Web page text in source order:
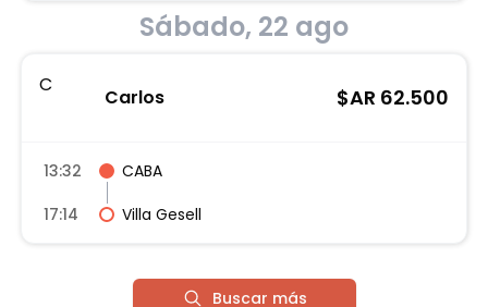
Sábado, 22 ago
C
Carlos $AR 62.500
13:32
CABA
17:14
Villa Gesell
Buscar más